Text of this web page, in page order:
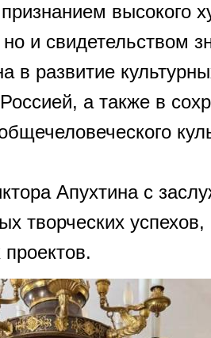
высокого
и свидетельством
в развитие
а также в
Апухтина с
творческих успехов,